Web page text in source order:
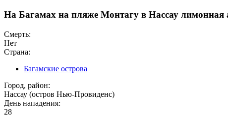
На Багамах на пляже Монтагу в Нассау лимонная
Смерть:
Нет
Страна:
Багамские острова
Город, район:
Нассау (остров Нью-Провиденс)
День нападения:
28